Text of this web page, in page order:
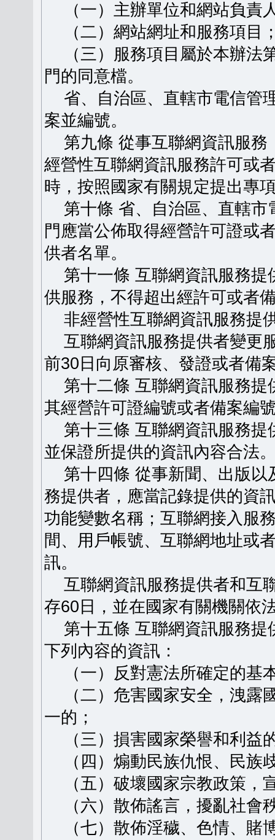
（一）主辦單位和網站負責
（二）網站網址和服務項目
（三）服務項目屬於本辦法
門的同意檔。
省、自治區、直轄市電信管
案並編號。
第九條 從事互聯網資訊服務
經營性互聯網資訊服務許可或
時，按照國家有關規定提出專
第十條 省、自治區、直轄市
門應當公佈取得經營許可證或
供者名單。
第十一條 互聯網資訊服務提
供服務，不得超出經許可或者
非經營性互聯網資訊服務提
互聯網資訊服務提供者變更
前30日向原審核、發證或者備
第十二條 互聯網資訊服務提
其經營許可證編號或者備案編
第十三條 互聯網資訊服務提
並保證所提供的資訊內容合法
第十四條 從事新聞、出版以
務提供者，應當記錄提供的資
功能變數名稱；互聯網接入服
間、用戶帳號、互聯網地址或
訊。
互聯網資訊服務提供者和互
存60日，並在國家有關機關依
第十五條 互聯網資訊服務提
下列內容的資訊：
（一）反對憲法所確定的基
（二）危害國家安全，洩露
一的；
（三）損害國家榮譽和利益
（四）煽動民族仇恨、民族
（五）破壞國家宗教政策，
（六）散佈謠言，擾亂社會
（七）散佈淫穢、色情、賭